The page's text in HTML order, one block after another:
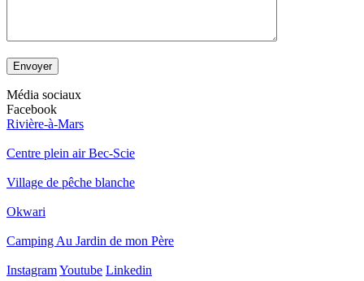
Envoyer
Média sociaux
Facebook
Rivière-à-Mars
Centre plein air Bec-Scie
Village de pêche blanche
Okwari
Camping Au Jardin de mon Père
InstagramYoutube Linkedin